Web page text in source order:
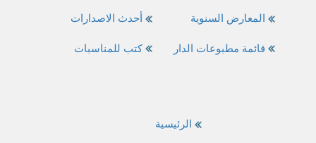
أحدث الاصدارات
كتب للمناسبات
المعارض السنوية
قائمة مطبوعات الدار
الرئيسية